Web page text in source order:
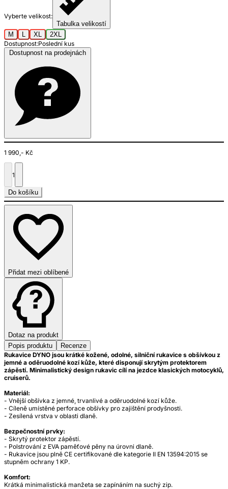
Vyberte velikost:
Tabulka velikostí
M
L XL
2XL
Dostupnost:Poslední kus
1 990,- Kč
1
Do košíku
Přidat mezi oblíbené
Dotaz na produkt
Popis produktu
Recenze
Rukavice DYNO jsou krátké kožené, odolné, silniční rukavice s obšívkou z
jemné a oděruodolné kozí kůže, které disponují skrytým protektorem
zápěstí. Minimalistický design rukavic cílí na jezdce klasických motocyklů,
cruiserů.
Materiál:
- Vnější obšívka z jemné, trvanlivé a oděruodolné kozí kůže.
- Cíleně umístěné perforace obšívky pro zajištění prodyšnosti.
- Zesílená vrstva v oblasti dlaně.
Bezpečnostní prvky:
- Skrytý protektor zápěstí.
- Polstrování z EVA paměťové pěny na úrovni dlaně.
- Rukavice jsou plně CE certifikované dle kategorie II EN 13594:2015 se
stupněm ochrany 1 KP.
Komfort:
Krátká minimalistická manžeta se zapínáním na suchý zip.